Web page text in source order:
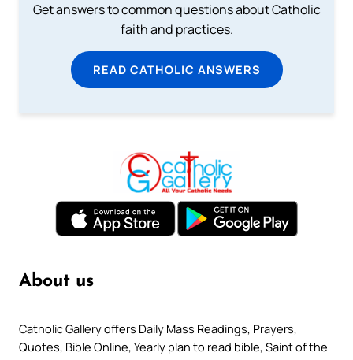
Get answers to common questions about Catholic
faith and practices.
READ CATHOLIC ANSWERS
About us
Catholic Gallery offers Daily Mass Readings, Prayers,
Quotes, Bible Online, Yearly plan to read bible, Saint of the